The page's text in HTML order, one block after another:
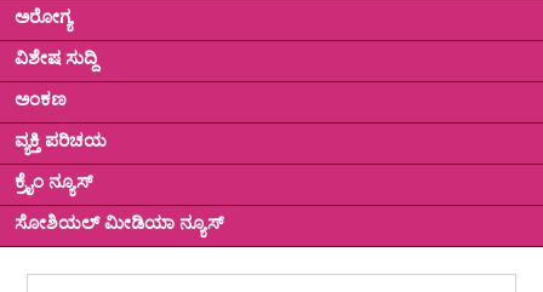
ಅರೋಗ್ಯ
ವಿಶೇಷ ಸುದ್ದಿ
ಅಂಕಣ
ವ್ಯಕ್ತಿ ಪರಿಚಯ
ಕ್ರೈಂ ನ್ಯೂಸ್
ಸೋಶಿಯಲ್ ಮೀಡಿಯಾ ನ್ಯೂಸ್